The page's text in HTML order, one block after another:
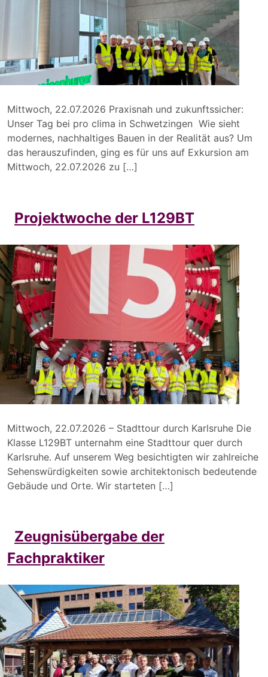
Mittwoch, 22.07.2026 Praxisnah und zukunftssicher:
Unser Tag bei pro clima in Schwetzingen Wie sieht
modernes, nachhaltiges Bauen in der Realität aus? Um
das herauszufinden, ging es für uns auf Exkursion am
Mittwoch, 22.07.2026 zu […]
Projektwoche der L129BT
Mittwoch, 22.07.2026 – Stadttour durch Karlsruhe Die
Klasse L129BT unternahm eine Stadttour quer durch
Karlsruhe. Auf unserem Weg besichtigten wir zahlreiche
Sehenswürdigkeiten sowie architektonisch bedeutende
Gebäude und Orte. Wir starteten […]
Zeugnisübergabe der
Fachpraktiker